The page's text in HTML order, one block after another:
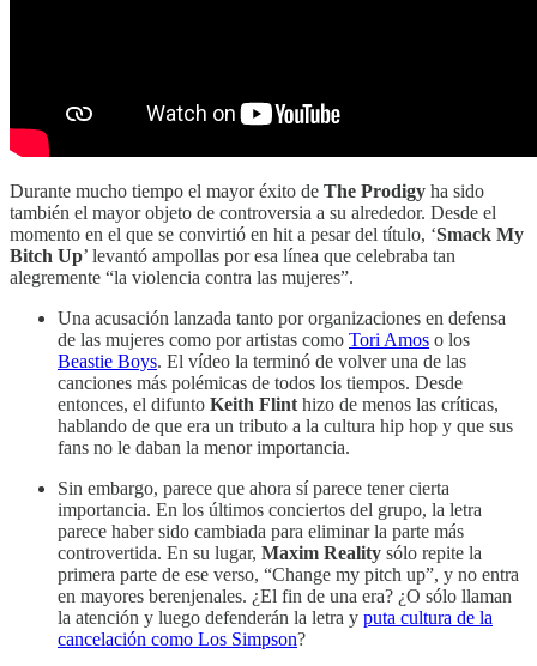
Durante mucho tiempo el mayor éxito de The Prodigy ha sido
también el mayor objeto de controversia a su alrededor. Desde el
momento en el que se convirtió en hit a pesar del título, ‘Smack My
Bitch Up’ levantó ampollas por esa línea que celebraba tan
alegremente “la violencia contra las mujeres”.
Una acusación lanzada tanto por organizaciones en defensa
de las mujeres como por artistas como Tori Amos o los
Beastie Boys. El vídeo la terminó de volver una de las
canciones más polémicas de todos los tiempos. Desde
entonces, el difunto Keith Flint hizo de menos las críticas,
hablando de que era un tributo a la cultura hip hop y que sus
fans no le daban la menor importancia.
Sin embargo, parece que ahora sí parece tener cierta
importancia. En los últimos conciertos del grupo, la letra
parece haber sido cambiada para eliminar la parte más
controvertida. En su lugar, Maxim Reality sólo repite la
primera parte de ese verso, “Change my pitch up”, y no entra
en mayores berenjenales. ¿El fin de una era? ¿O sólo llaman
la atención y luego defenderán la letra y puta cultura de la
cancelación como Los Simpson?